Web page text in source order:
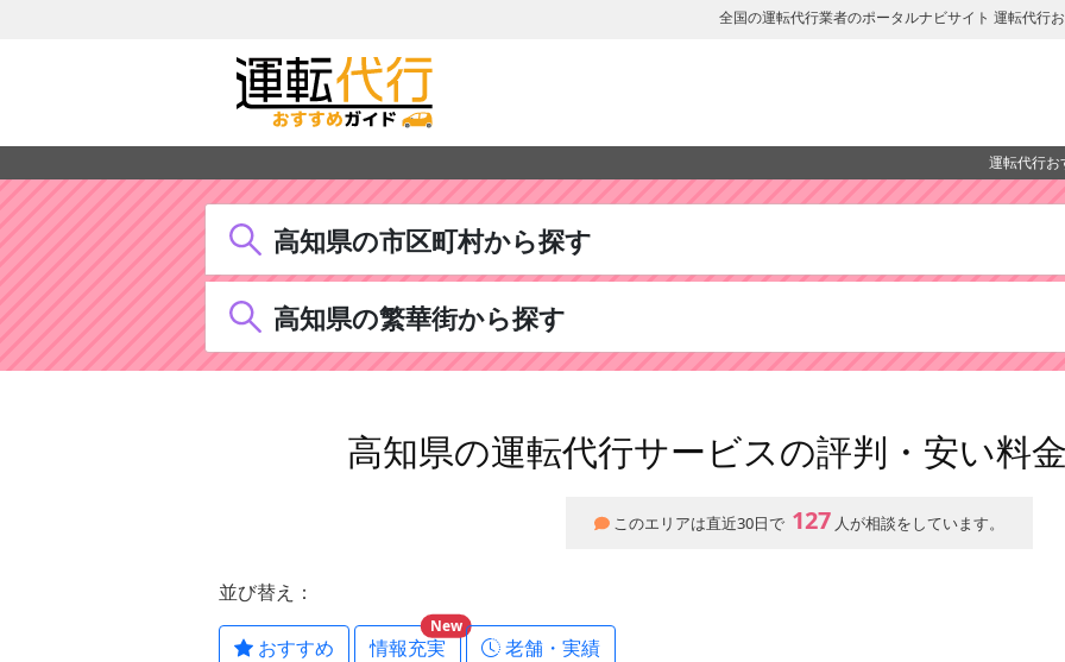
全国の運転代行業者のポータルナビサイト 運転代行
運転代行お
高知県の市区町村から探す
高知県の繁華街から探す
高知県の運転代行サービスの評判・安い料
このエリアは直近30日で 127 人が相談をしています。
並び替え：
おすすめ 情報充実
New
老舗・実績